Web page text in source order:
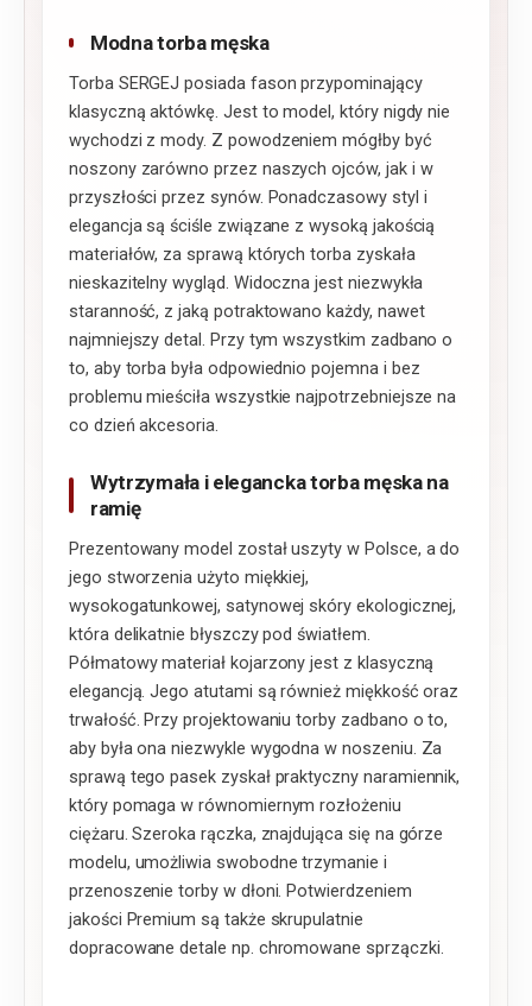
Modna torba męska
Torba SERGEJ posiada fason przypominający
klasyczną aktówkę. Jest to model, który nigdy nie
wychodzi z mody. Z powodzeniem mógłby być
noszony zarówno przez naszych ojców, jak i w
przyszłości przez synów. Ponadczasowy styl i
elegancja są ściśle związane z wysoką jakością
materiałów, za sprawą których torba zyskała
nieskazitelny wygląd. Widoczna jest niezwykła
staranność, z jaką potraktowano każdy, nawet
najmniejszy detal. Przy tym wszystkim zadbano o
to, aby torba była odpowiednio pojemna i bez
problemu mieściła wszystkie najpotrzebniejsze na
co dzień akcesoria.
Wytrzymała i elegancka torba męska na
ramię
Prezentowany model został uszyty w Polsce, a do
jego stworzenia użyto miękkiej,
wysokogatunkowej, satynowej skóry ekologicznej,
która delikatnie błyszczy pod światłem.
Półmatowy materiał kojarzony jest z klasyczną
elegancją. Jego atutami są również miękkość oraz
trwałość. Przy projektowaniu torby zadbano o to,
aby była ona niezwykle wygodna w noszeniu. Za
sprawą tego pasek zyskał praktyczny naramiennik,
który pomaga w równomiernym rozłożeniu
ciężaru. Szeroka rączka, znajdująca się na górze
modelu, umożliwia swobodne trzymanie i
przenoszenie torby w dłoni. Potwierdzeniem
jakości Premium są także skrupulatnie
dopracowane detale np. chromowane sprzączki.